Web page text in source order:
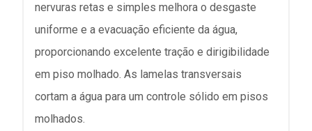
nervuras retas e simples melhora o desgaste
uniforme e a evacuação eficiente da água,
proporcionando excelente tração e dirigibilidade
em piso molhado. As lamelas transversais
cortam a água para um controle sólido em pisos
molhados.